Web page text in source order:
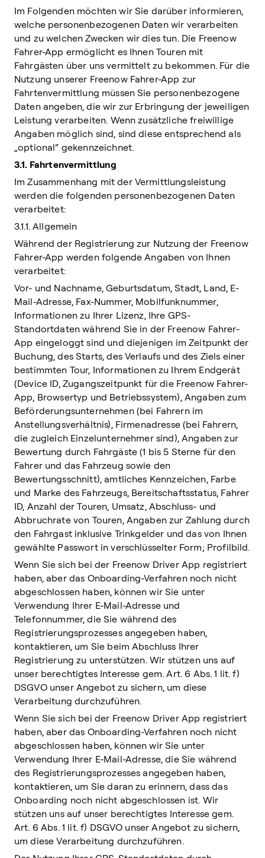
Im Folgenden möchten wir Sie darüber informieren,
welche personenbezogenen Daten wir verarbeiten
und zu welchen Zwecken wir dies tun. Die Freenow
Fahrer-App ermöglicht es Ihnen Touren mit
Fahrgästen über uns vermittelt zu bekommen. Für die
Nutzung unserer Freenow Fahrer-App zur
Fahrtenvermittlung müssen Sie personenbezogene
Daten angeben, die wir zur Erbringung der jeweiligen
Leistung verarbeiten. Wenn zusätzliche freiwillige
Angaben möglich sind, sind diese entsprechend als
„optional“ gekennzeichnet.
3.1. Fahrtenvermittlung
Im Zusammenhang mit der Vermittlungsleistung
werden die folgenden personenbezogenen Daten
verarbeitet:
3.1.1. Allgemein
Während der Registrierung zur Nutzung der Freenow
Fahrer-App werden folgende Angaben von Ihnen
verarbeitet:
Vor- und Nachname, Geburtsdatum, Stadt, Land, E-
Mail-Adresse, Fax-Nummer, Mobilfunknummer,
Informationen zu Ihrer Lizenz, Ihre GPS-
Standortdaten während Sie in der Freenow Fahrer-
App eingeloggt sind und diejenigen im Zeitpunkt der
Buchung, des Starts, des Verlaufs und des Ziels einer
bestimmten Tour, Informationen zu Ihrem Endgerät
(Device ID, Zugangszeitpunkt für die Freenow Fahrer-
App, Browsertyp und Betriebssystem), Angaben zum
Beförderungsunternehmen (bei Fahrern im
Anstellungsverhältnis), Firmenadresse (bei Fahrern,
die zugleich Einzelunternehmer sind), Angaben zur
Bewertung durch Fahrgäste (1 bis 5 Sterne für den
Fahrer und das Fahrzeug sowie den
Bewertungsschnitt), amtliches Kennzeichen, Farbe
und Marke des Fahrzeugs, Bereitschaftsstatus, Fahrer
ID, Anzahl der Touren, Umsatz, Abschluss- und
Abbruchrate von Touren, Angaben zur Zahlung durch
den Fahrgast inklusive Trinkgelder und das von Ihnen
gewählte Passwort in verschlüsselter Form; Profilbild.
Wenn Sie sich bei der Freenow Driver App registriert
haben, aber das Onboarding-Verfahren noch nicht
abgeschlossen haben, können wir Sie unter
Verwendung Ihrer E-Mail-Adresse und
Telefonnummer, die Sie während des
Registrierungsprozesses angegeben haben,
kontaktieren, um Sie beim Abschluss Ihrer
Registrierung zu unterstützen. Wir stützen uns auf
unser berechtigtes Interesse gem. Art. 6 Abs. 1 lit. f)
DSGVO unser Angebot zu sichern, um diese
Verarbeitung durchzuführen.
Wenn Sie sich bei der Freenow Driver App registriert
haben, aber das Onboarding-Verfahren noch nicht
abgeschlossen haben, können wir Sie unter
Verwendung Ihrer E-Mail-Adresse, die Sie während
des Registrierungsprozesses angegeben haben,
kontaktieren, um Sie daran zu erinnern, dass das
Onboarding noch nicht abgeschlossen ist. Wir
stützen uns auf unser berechtigtes Interesse gem.
Art. 6 Abs. 1 lit. f) DSGVO unser Angebot zu sichern,
um diese Verarbeitung durchzuführen.